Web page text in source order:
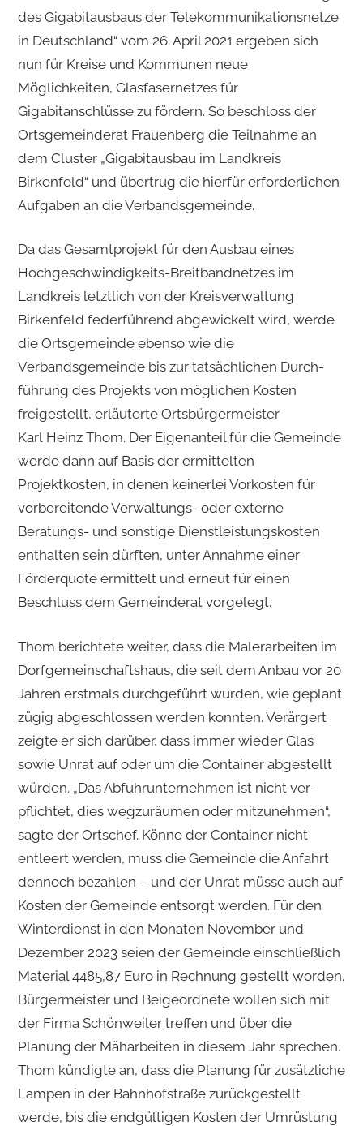
des Gigabitausbaus der Telekommuni­kationsnetze
in Deutschland“ vom 26. April 2021 ergeben sich
nun für Kreise und Kom­munen neue
Möglichkeiten, Glasfasernetzes für
Gigabitanschlüsse zu fördern. So be­schloss der
Ortsgemeinderat Frauenberg die Teilnahme an
dem Cluster „Gigabitausbau im Landkreis
Birkenfeld“ und übertrug die hierfür erforderlichen
Aufgaben an die Ver­bandsgemeinde.
Da das Gesamtprojekt für den Ausbau eines
Hochgeschwindigkeits-Breitbandnetzes im
Landkreis letztlich von der Kreisverwaltung
Birkenfeld federführend abgewickelt wird, werde
die Ortsgemeinde ebenso wie die
Verbandsgemeinde bis zur tat­sächlichen Durch­
führung des Projekts von möglichen Kosten
freigestellt, erläuterte Ortsbürgermeister
Karl Heinz Thom. Der Eigenanteil für die Gemeinde
werde dann auf Basis der ermittelten
Projektkosten, in denen keinerlei Vorkosten für
vorbereitende Verwaltungs- oder externe
Beratungs- und sonstige Dienstleistungskosten
enthalten sein dürften, unter Annahme einer
Förderquote ermittelt und erneut für einen
Beschluss dem Gemeinderat vorgelegt.
Thom berichtete weiter, dass die Malerarbeiten im
Dorfge­meinschafts­haus, die seit dem Anbau vor 20
Jahren erstmals durchgeführt wurden, wie geplant
zügig abgeschlossen werden konnten. Verärgert
zeigte er sich darüber, dass immer wieder Glas
sowie Unrat auf oder um die Container abgestellt
würden. „Das Abfuhrunternehmen ist nicht ver­
pflichtet, dies wegzuräumen oder mitzunehmen“,
sagte der Ortschef. Könne der Contai­ner nicht
entleert werden, muss die Gemeinde die Anfahrt
dennoch bezahlen – und der Unrat müsse auch auf
Kosten der Gemeinde ent­sorgt werden. Für den
Winterdienst in den Monaten November und
Dezember 2023 seien der Gemeinde einschließlich
Materi­al 4485,87 Euro in Rechnung gestellt worden.
Bürgermeister und Beigeordnete wollen sich mit
der Firma Schönweiler treffen und über die
Planung der Mäharbeiten in diesem Jahr sprechen.
Thom kündigte an, dass die Planung für zusätzliche
Lampen in der Bahn­hofstraße zurückgestellt
werde, bis die endgültigen Kosten der Umrüstung